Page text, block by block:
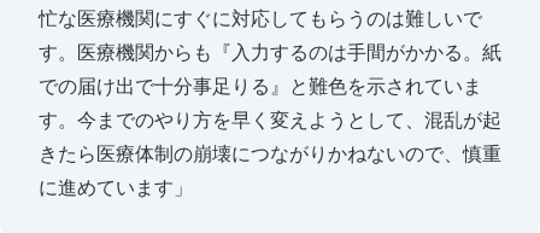
忙な医療機関にすぐに対応してもらうのは難しいで
す。医療機関からも『入力するのは手間がかかる。紙
での届け出で十分事足りる』と難色を示されていま
す。今までのやり方を早く変えようとして、混乱が起
きたら医療体制の崩壊につながりかねないので、慎重
に進めています」